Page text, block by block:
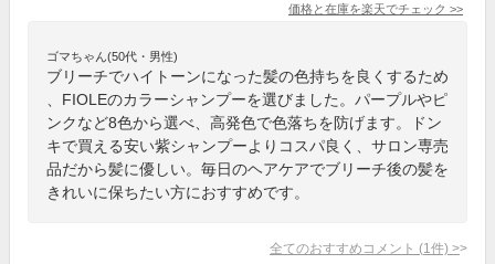
価格と在庫を楽天でチェック >>
ゴマちゃん(50代・男性)
ブリーチでハイトーンになった髪の色持ちを良くするため
、FIOLEのカラーシャンプーを選びました。パープルやピ
ンクなど8色から選べ、高発色で色落ちを防げます。ドン
キで買える安い紫シャンプーよりコスパ良く、サロン専売
品だから髪に優しい。毎日のヘアケアでブリーチ後の髪を
きれいに保ちたい方におすすめです。
全てのおすすめコメント (1 件) >